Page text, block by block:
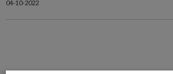
04-10-2022